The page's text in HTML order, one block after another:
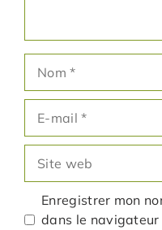
mail
web
Enregistrer mon
dans le